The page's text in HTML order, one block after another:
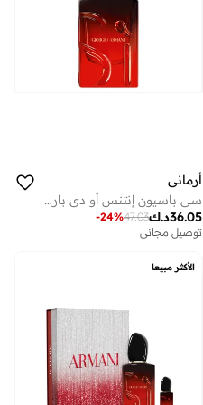
أرماني
سي باسيون إنتنس أو دي بارفان 50 مل
د.ك36.05
47.03
-24%
توصيل مجاني
الأكثر مبيعا